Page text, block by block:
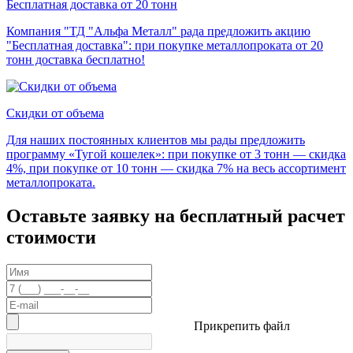
Бесплатная доставка от 20 тонн
Компания "ТД "Альфа Металл" рада предложить акцию
"Бесплатная доставка": при покупке металлопроката от 20
тонн доставка бесплатно!
Скидки от объема
Для наших постоянных клиентов мы рады предложить
программу «Тугой кошелек»: при покупке от 3 тонн — скидка
4%, при покупке от 10 тонн — скидка 7% на весь ассортимент
металлопроката.
Оставьте заявку на бесплатный расчет
стоимости
Прикрепить файл